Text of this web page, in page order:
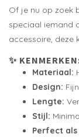
Of je nu op zoek
speciaal iemand
accessoire, deze
✨
Materiaal:
Design:
Lengte:
Stijl:
Perfect